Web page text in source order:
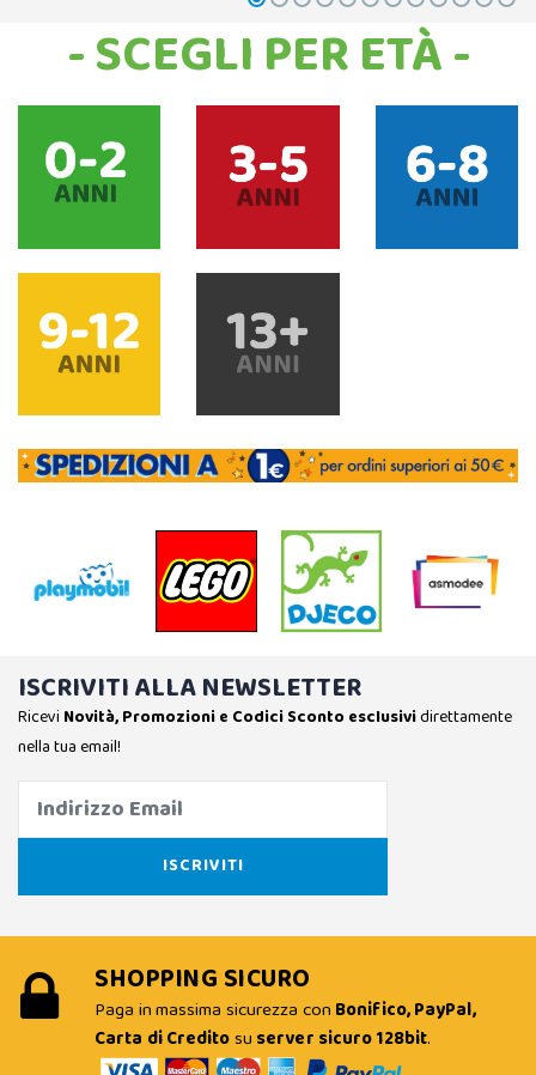
- SCEGLI PER ETÀ -
ISCRIVITI ALLA NEWSLETTER
Ricevi Novità, Promozioni e Codici Sconto esclusividirettamente
nella tua email!
SHOPPING SICURO
Paga in massima sicurezza con Bonifico, PayPal,
Carta di Creditosu server sicuro 128bit.